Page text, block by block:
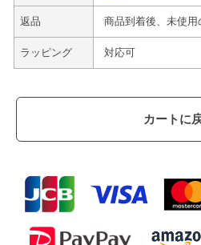
返品 商品到着後、未使
ラッピング 対応可
カートに